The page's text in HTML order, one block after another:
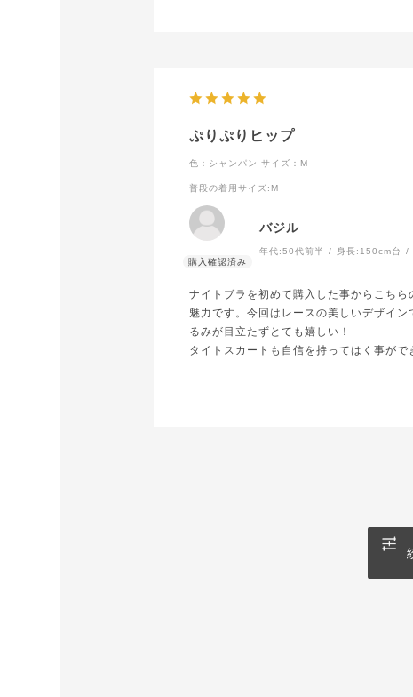
ぷりぷりヒップ
色：シャンパン サイズ：M
普段の着用サイズ :M
バジル
年代:50代前半 身長: 150cm台
ナイトブラを初めて購入した事からこち
魅力です。今回はレースの美しいデザイ
るみが目立たずとても嬉しい！
タイトスカートも自信を持ってはく事がで